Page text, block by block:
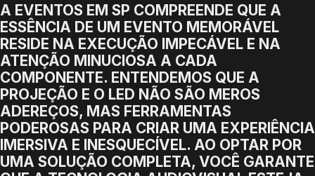
A EVENTOS EM SP COMPREENDE QUE A
ESSÊNCIA DE UM EVENTO MEMORÁVEL
RESIDE NA EXECUÇÃO IMPECÁVEL E NA
ATENÇÃO MINUCIOSA A CADA
COMPONENTE. ENTENDEMOS QUE A
PROJEÇÃO E O LED NÃO SÃO MEROS
ADEREÇOS, MAS FERRAMENTAS
PODEROSAS PARA CRIAR UMA EXPERIÊNCIA
IMERSIVA E INESQUECÍVEL. AO OPTAR POR
UMA SOLUÇÃO COMPLETA, VOCÊ GARANTE